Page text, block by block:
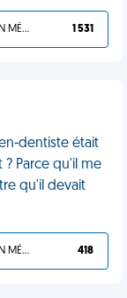
TU L'AS BIEN MÉRITÉ 1 531
dentiste était
Parce qu'il me
qu'il devait
TU L'AS BIEN MÉRITÉ 418